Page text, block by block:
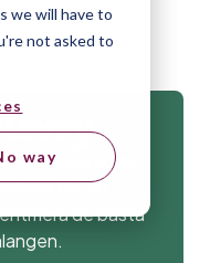
we will have to
not asked to
way
testverktyg du
för att
de bästa